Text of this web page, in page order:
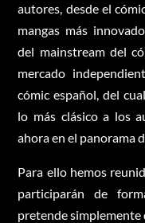
autores, desde el
mangas más
del mainstream del
mercado
cómic español, del
lo más clásico a los
ahora en el panorama
Para ello hemos
participarán de
pretende simplemente